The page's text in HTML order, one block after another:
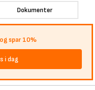
Dokumenter
spar 10%
i dag